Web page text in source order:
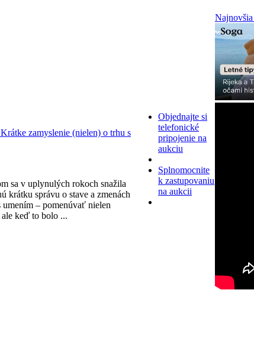
zamyslenie (nielen) o trhu s
sa v uplynulých rokoch snažila
krátku správu o stave a zmenách
umením – pomenúvať nielen
ale keď to bolo ...
Objednajte si
telefonické
pripojenie na
aukciu
Splnomocnite
k zastupovaniu
na aukcii
Najnovšia